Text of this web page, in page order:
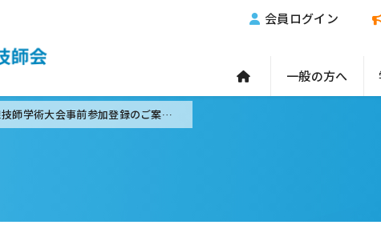
会員ログイン
一般の方へ
第39回日本診療放射線技師学術大会事前参加登録のご案内（8月4日（金）正午まで延長）